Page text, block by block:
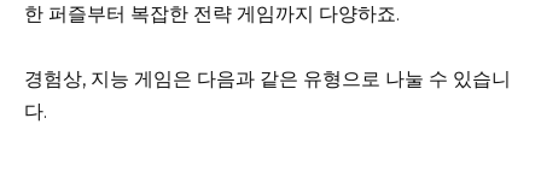
한 퍼즐부터 복잡한 전략 게임까지 다양하죠.
경험상, 지능 게임은 다음과 같은 유형으로 나눌 수 있습니
다.